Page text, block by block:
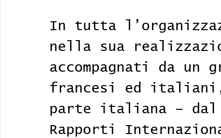
In tutta
nella sua
accompagnati da
francesi ed
parte italiana –
Rapporti